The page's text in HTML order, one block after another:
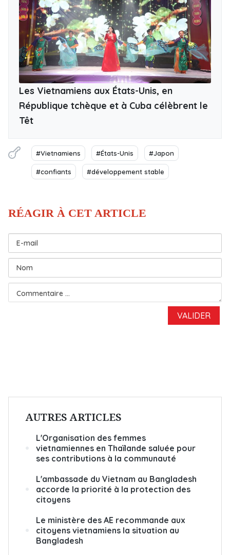
Les Vietnamiens aux États-Unis, en
République tchèque et à Cuba célèbrent le
Têt
#Vietnamiens #États-Unis #Japon
#confiants #développement stable
AUTRES ARTICLES
L'Organisation des femmes
vietnamiennes en Thaïlande saluée pour
ses contributions à la communauté
L'ambassade du Vietnam au Bangladesh
accorde la priorité à la protection des
citoyens
Le ministère des AE recommande aux
citoyens vietnamiens la situation au
Bangladesh